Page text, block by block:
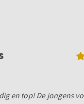
en top! De jongens